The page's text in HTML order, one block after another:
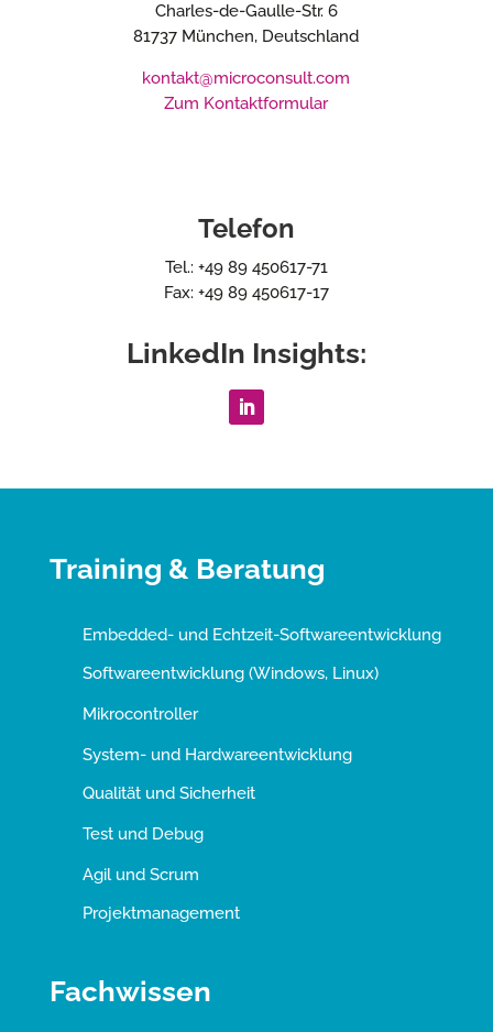
Charles-de-Gaulle-Str. 6
81737 München, Deutschland
kontakt@microconsult.com
Zum Kontaktformular
Telefon
Tel.: +49 89 450617-71
Fax: +49 89 450617-17
LinkedIn Insights:
Training & Beratung
Embedded- und Echtzeit-Softwareentwicklung
Softwareentwicklung (Windows, Linux)
Mikrocontroller
System- und Hardwareentwicklung
Qualität und Sicherheit
Test und Debug
Agil und Scrum
Projektmanagement
Fachwissen